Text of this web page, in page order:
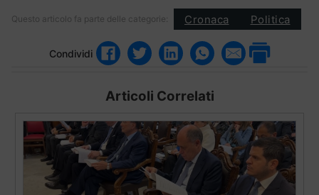
Questo articolo fa parte delle categorie: Cronaca Politica
Condividi
Articoli Correlati